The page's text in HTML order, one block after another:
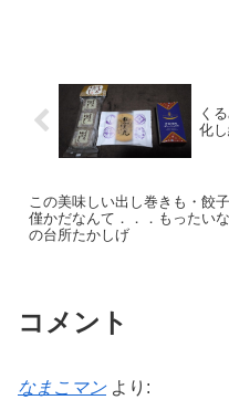
く
化
この美味しい出し巻きも・餃
僅かだなんて．．．もったい
の台所たかしげ
コメント
なまこマン より: